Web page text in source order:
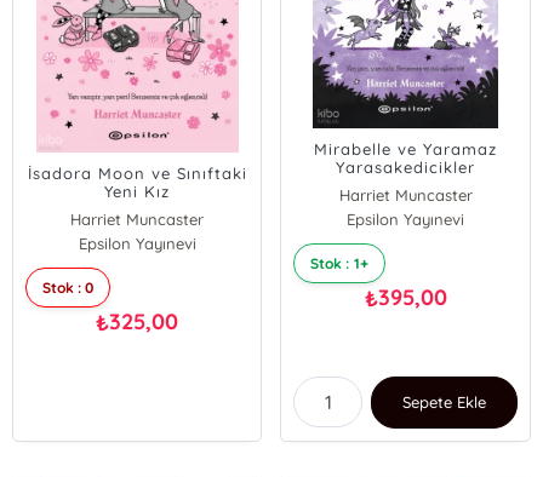
İsadora Moon ve Sınıftaki
Yeni Kız
Harriet Muncaster
Epsilon Yayınevi
Stok : 0
₺325,00
Mirabelle ve Yaramaz
Yarasakedicikler
Harriet Muncaster
Epsilon Yayınevi
Stok : 1+
₺395,00
Sepete Ekle